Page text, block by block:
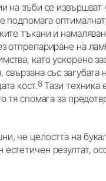
на зъби се извършват
подпомага
тъкани и
отпрепариране на
като ускорено
със загубата
кост.8Тази техника
тя спомага за
че целостта на
резултат,